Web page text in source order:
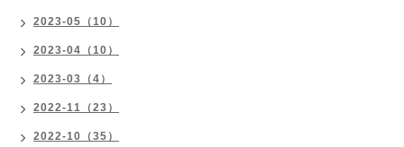
2023-05（10）
2023-04（10）
2023-03（4）
2022-11（23）
2022-10（35）